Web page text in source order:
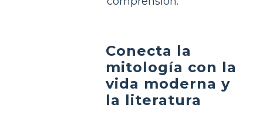
Conecta la
mitología con la
vida moderna y
la literatura